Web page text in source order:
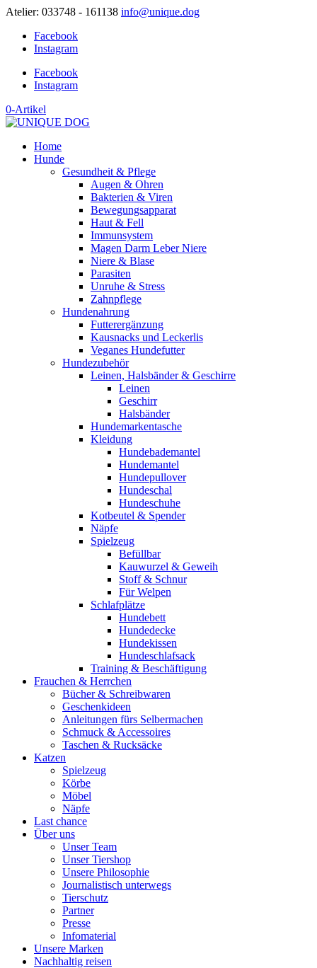
Atelier: 033748 - 161138 info@unique.dog
Facebook
Instagram
Facebook
Instagram
0-Artikel
Home
Hunde
Gesundheit & Pflege
Augen & Ohren
Bakterien & Viren
Bewegungsapparat
Haut & Fell
Immunsystem
Magen Darm Leber Niere
Niere & Blase
Parasiten
Unruhe & Stress
Zahnpflege
Hundenahrung
Futterergänzung
Kausnacks und Leckerlis
Veganes Hundefutter
Hundezubehör
Leinen, Halsbänder & Geschirre
Leinen
Geschirr
Halsbänder
Hundemarkentasche
Kleidung
Hundebademantel
Hundemantel
Hundepullover
Hundeschal
Hundeschuhe
Kotbeutel & Spender
Näpfe
Spielzeug
Befüllbar
Kauwurzel & Geweih
Stoff & Schnur
Für Welpen
Schlafplätze
Hundebett
Hundedecke
Hundekissen
Hundeschlafsack
Training & Beschäftigung
Frauchen & Herrchen
Bücher & Schreibwaren
Geschenkideen
Anleitungen fürs Selbermachen
Schmuck & Accessoires
Taschen & Rucksäcke
Katzen
Spielzeug
Körbe
Möbel
Näpfe
Last chance
Über uns
Unser Team
Unser Tiershop
Unsere Philosophie
Journalistisch unterwegs
Tierschutz
Partner
Presse
Infomaterial
Unsere Marken
Nachhaltig reisen